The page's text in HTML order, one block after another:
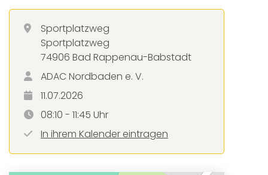
Sportplatzweg
Sportplatzweg
74906 Bad Rappenau-Babstadt
ADAC Nordbaden e. V.
11.07.2026
08:10 - 11:45 Uhr
In ihrem Kalender eintragen